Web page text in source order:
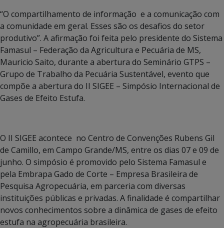
“O compartilhamento de informação e a comunicação com
a comunidade em geral. Esses são os desafios do setor
produtivo”. A afirmação foi feita pelo presidente do Sistema
Famasul – Federação da Agricultura e Pecuária de MS,
Mauricio Saito, durante a abertura do Seminário GTPS –
Grupo de Trabalho da Pecuária Sustentável, evento que
compõe a abertura do II SIGEE – Simpósio Internacional de
Gases de Efeito Estufa.
O II SIGEE acontece no Centro de Convenções Rubens Gil
de Camillo, em Campo Grande/MS, entre os dias 07 e 09 de
junho. O simpósio é promovido pelo Sistema Famasul e
pela Embrapa Gado de Corte – Empresa Brasileira de
Pesquisa Agropecuária, em parceria com diversas
instituições públicas e privadas. A finalidade é compartilhar
novos conhecimentos sobre a dinâmica de gases de efeito
estufa na agropecuária brasileira.